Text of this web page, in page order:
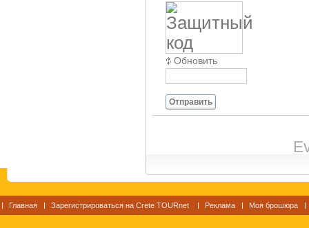
Обновить
Отправить
Главная Зарегистрироваться на Crete TOURnet Реклама Моя брошюра